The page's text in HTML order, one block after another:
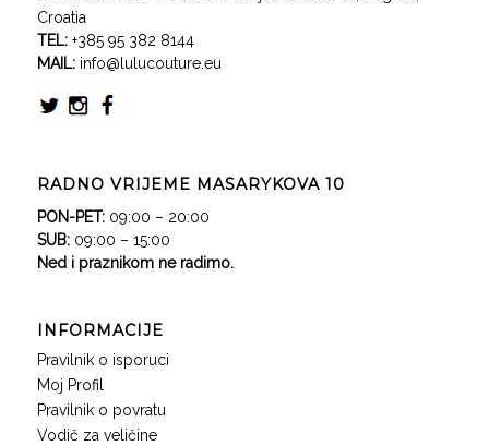
Croatia
TEL:+385 95 382 8144
MAIL: info@lulucouture.eu
RADNO VRIJEME MASARYKOVA 10
PON-PET:09:00 – 20:00
SUB:09:00 – 15:00
Ned i praznikom ne radimo.
INFORMACIJE
Pravilnik o isporuci
Moj Profil
Pravilnik o povratu
Vodič za veličine